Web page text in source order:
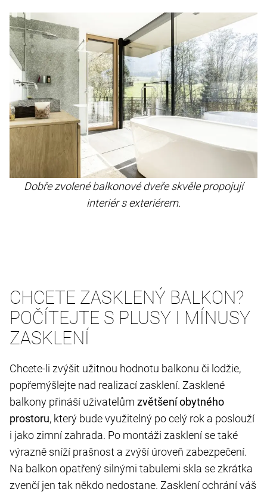
Dobře zvolené balkonové dveře skvěle propojují
interiér s exteriérem.
CHCETE ZASKLENÝ BALKON?
POČÍTEJTE S PLUSY I MÍNUSY
ZASKLENÍ
Chcete-li zvýšit užitnou hodnotu balkonu či lodžie,
popřemýšlejte nad realizací zasklení. Zasklené
balkony přináší uživatelům zvětšení obytného
prostoru, který bude využitelný po celý rok a poslouží
i jako zimní zahrada. Po montáži zasklení se také
výrazně sníží prašnost a zvýší úroveň zabezpečení.
Na balkon opatřený silnými tabulemi skla se zkrátka
zvenčí jen tak někdo nedostane. Zasklení ochrání váš